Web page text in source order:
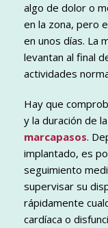
algo de dolor o
en la zona, pero
en unos días. La
levantan al final
actividades
Hay que
y la duración de
marcapasos.
implantado, es
seguimiento
supervisar su
rápidamente
cardíaca o